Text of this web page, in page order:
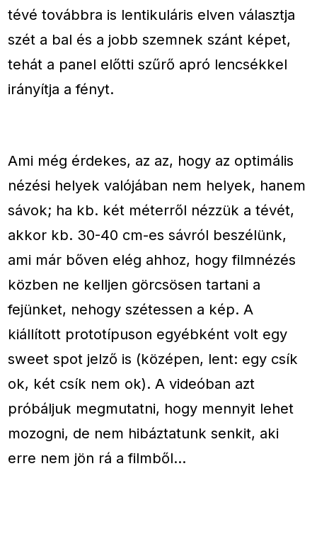
tévé továbbra is lentikuláris elven választja
szét a bal és a jobb szemnek szánt képet,
tehát a panel előtti szűrő apró lencsékkel
irányítja a fényt.
Ami még érdekes, az az, hogy az optimális
nézési helyek valójában nem helyek, hanem
sávok; ha kb. két méterről nézzük a tévét,
akkor kb. 30-40 cm-es sávról beszélünk,
ami már bőven elég ahhoz, hogy filmnézés
közben ne kelljen görcsösen tartani a
fejünket, nehogy szétessen a kép. A
kiállított prototípuson egyébként volt egy
sweet spot jelző is (középen, lent: egy csík
ok, két csík nem ok). A videóban azt
próbáljuk megmutatni, hogy mennyit lehet
mozogni, de nem hibáztatunk senkit, aki
erre nem jön rá a filmből…